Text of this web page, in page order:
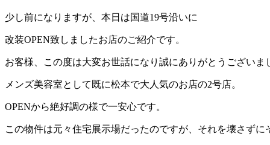
少し前になりますが、本日は国道19号沿いに
改装OPEN致しましたお店のご紹介です。
お客様、この度は大変お世話になり誠にありがとうございま
メンズ美容室として既に松本で大人気のお店の2号店。
OPENから絶好調の様で一安心です。
この物件は元々住宅展示場だったのですが、それを壊さずに